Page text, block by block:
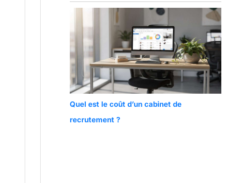
Quel est le coût d’un cabinet de
recrutement ?